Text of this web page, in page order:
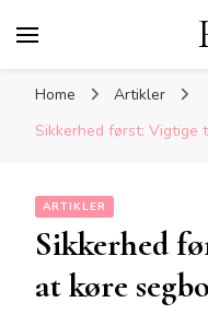
Home
Artikler
Sikkerhed først: Vigtige
ARTIKLER
Sikkerhed
at køre